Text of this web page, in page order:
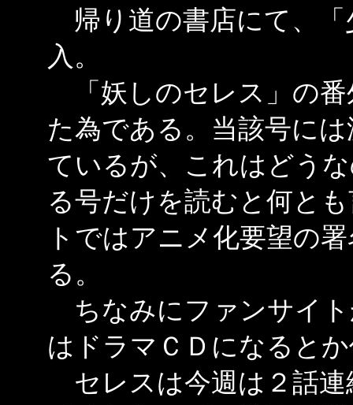
帰り道の書店にて、「
入。
「妖しのセレス」の番
た為である。当該号に
ているが、これはどう
る号だけを読むと何と
トではアニメ化要望の
る。
ちなみにファンサイト
はドラマＣＤになると
セレスは今週は２話連